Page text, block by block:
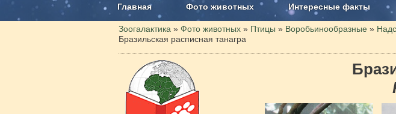
Главная Фото животных Интересные факты
Наши приложения. Бесплатно и без рекламы
Зоогалактика » Фото животных » Птицы » Воробьинообразные »
Бразильская расписная танагра